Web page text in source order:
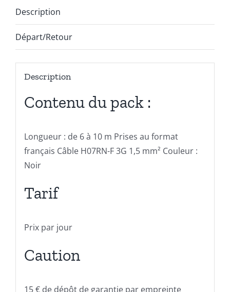
Description
Départ/Retour
Description
Contenu du pack :
Longueur : de 6 à 10 m Prises au format
français Câble H07RN-F 3G 1,5 mm² Couleur :
Noir
Tarif
Prix par jour
Caution
15 € de dépôt de garantie par empreinte